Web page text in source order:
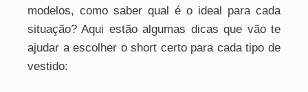
modelos, como saber qual é o ideal para cada
situação? Aqui estão algumas dicas que vão te
ajudar a escolher o short certo para cada tipo de
vestido: